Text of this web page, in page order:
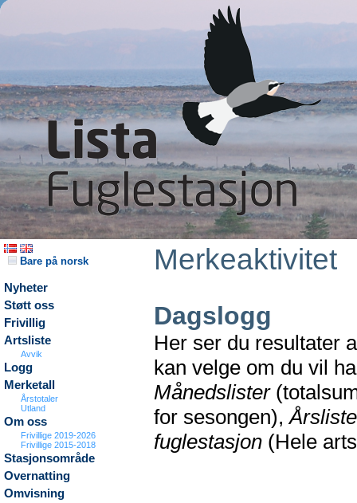
Bare på norsk
Nyheter
Støtt oss
Frivillig
Artsliste
Avvik
Logg
Merketall
Årstotaler
Utland
Om oss
Frivillige 2019-2026
Frivillige 2015-2018
Stasjonsområde
Overnatting
Omvisning
Merkeaktivitet
Dagslogg
Her ser du resultater
kan velge om du vil
Månedslister
for sesongen),
fuglestasjon (Hele